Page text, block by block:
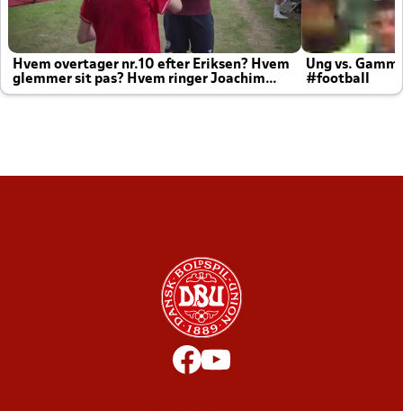
Hvem overtager nr.10 efter Eriksen? Hvem
glemmer sit pas? Hvem ringer Joachim
altid til efter kampe?
Ung vs.
#football